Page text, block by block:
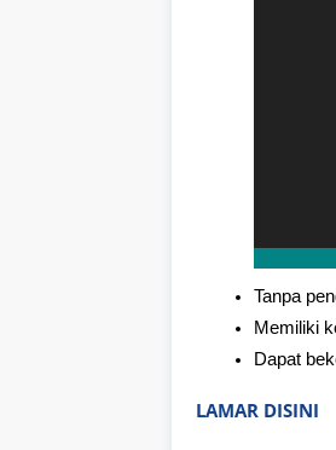
Tanpa
Memiliki
Dapat
LAMAR DISINI